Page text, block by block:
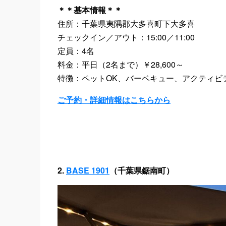
＊＊基本情報＊＊
住所：千葉県夷隅郡大多喜町下大多喜
チェックイン／アウト：15:00／11:00
定員：4名
料金：平日（2名まで）￥28,600～
特徴：ペットOK、バーベキュー、アクティビ
ご予約・詳細情報はこちらから
2. BASE 1901 （千葉県鋸南町）